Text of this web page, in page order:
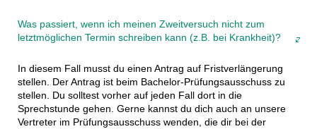
Was passiert, wenn ich meinen Zweitversuch nicht zum
letztmöglichen Termin schreiben kann (z.B. bei Krankheit)?
In diesem Fall musst du einen Antrag auf Fristverlängerung
stellen. Der Antrag ist beim Bachelor-Prüfungsausschuss zu
stellen. Du solltest vorher auf jeden Fall dort in die
Sprechstunde gehen. Gerne kannst du dich auch an unsere
Vertreter im Prüfungsausschuss wenden, die dir bei der